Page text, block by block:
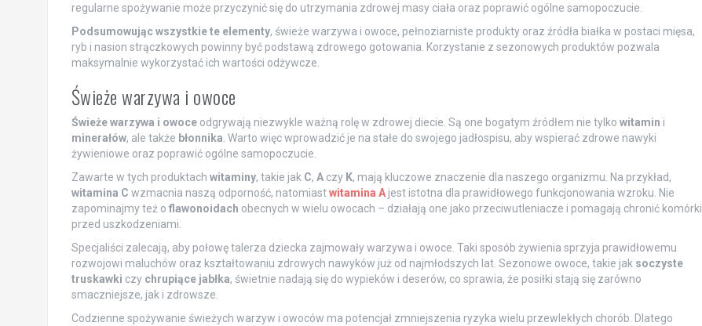
regularne spożywanie może przyczynić się do utrzymania zdrowej masy ciała oraz poprawić ogólne samopoczucie.
Podsumowując wszystkie te elementy, świeże warzywa i owoce, pełnoziarniste produkty oraz źródła białka w postaci mięsa,
ryb i nasion strączkowych powinny być podstawą zdrowego gotowania. Korzystanie z sezonowych produktów pozwala
maksymalnie wykorzystać ich wartości odżywcze.
Świeże warzywa i owoce
Świeże warzywa i owoceodgrywają niezwykle ważną rolę w zdrowej diecie. Są one bogatym źródłem nie tylko witamin i
minerałów, ale także błonnika. Warto więc wprowadzić je na stałe do swojego jadłospisu, aby wspierać zdrowe nawyki
żywieniowe oraz poprawić ogólne samopoczucie.
Zawarte w tych produktach witaminy, takie jak C, Aczy K, mają kluczowe znaczenie dla naszego organizmu. Na przykład,
witamina C wzmacnia naszą odporność, natomiastwitamina Ajest istotna dla prawidłowego funkcjonowania wzroku. Nie
zapominajmy też o flawonoidach obecnych w wielu owocach – działają one jako przeciwutleniacze i pomagają chronić komórki
przed uszkodzeniami.
Specjaliści zalecają, aby połowę talerza dziecka zajmowały warzywa i owoce. Taki sposób żywienia sprzyja prawidłowemu
rozwojowi maluchów oraz kształtowaniu zdrowych nawyków już od najmłodszych lat. Sezonowe owoce, takie jak soczyste
truskawki czy chrupiące jabłka, świetnie nadają się do wypieków i deserów, co sprawia, że posiłki stają się zarówno
smaczniejsze, jak i zdrowsze.
Codzienne spożywanie świeżych warzyw i owoców ma potencjał zmniejszenia ryzyka wielu przewlekłych chorób. Dlatego